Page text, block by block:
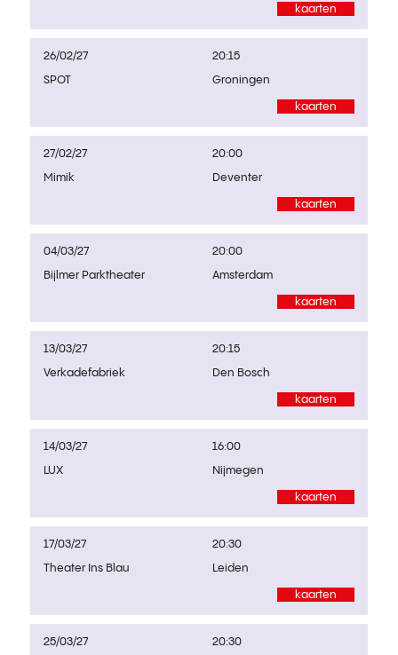
kaarten
26/02/27 20:15
SPOT Groningen
kaarten
27/02/27 20:00
Mimik Deventer
kaarten
04/03/27 20:00
Bijlmer Parktheater Amsterdam
kaarten
13/03/27 20:15
Verkadefabriek Den Bosch
kaarten
14/03/27 16:00
LUX Nijmegen
kaarten
17/03/27 20:30
Theater Ins Blau Leiden
kaarten
25/03/27 20:30